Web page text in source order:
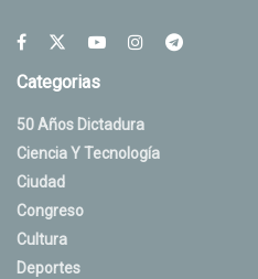
Categorias
50 Años Dictadura
Ciencia Y Tecnología
Ciudad
Congreso
Cultura
Deportes